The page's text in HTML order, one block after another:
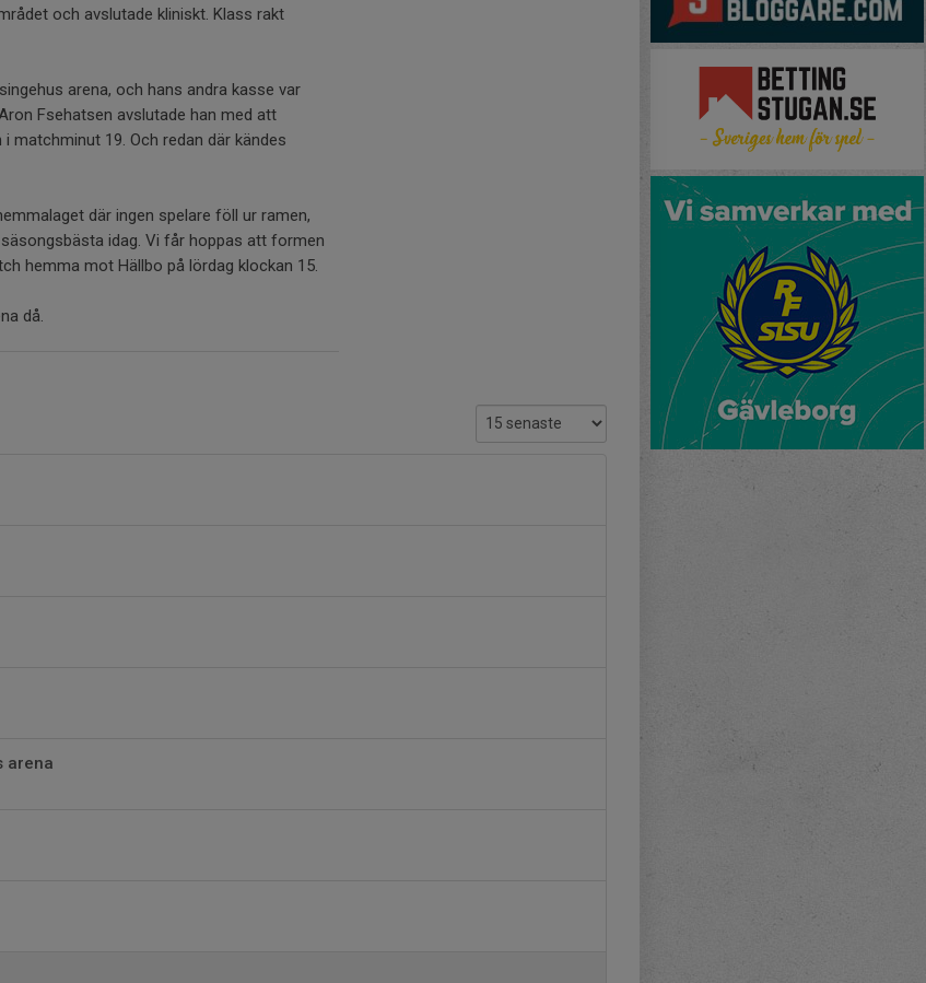
och avslutade kliniskt. Klass rakt
arena, och hans andra kasse var
Fsehatsen avslutade han med att
matchminut 19. Och redan där kändes
där ingen spelare föll ur ramen,
idag. Vi får hoppas att formen
hemma mot Hällbo på lördag klockan 15.
då.
arena